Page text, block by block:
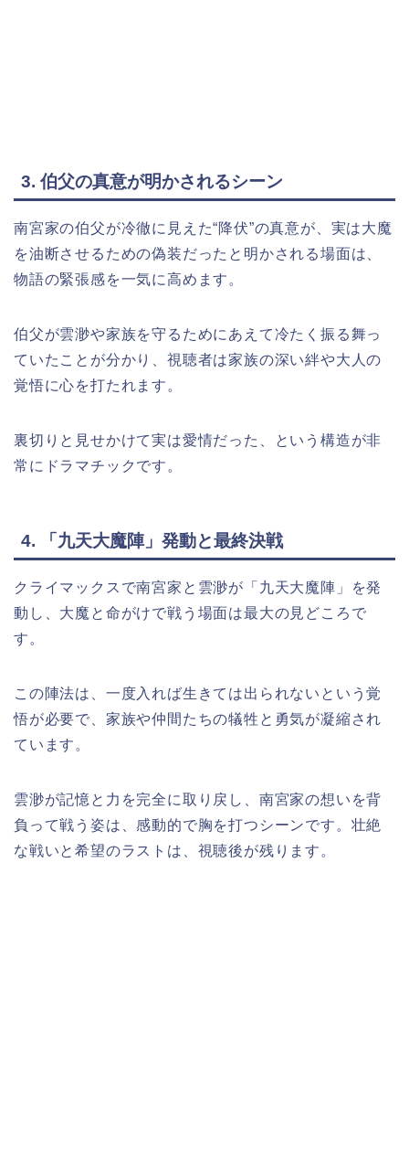
3. 伯父の真意が明かされるシーン
南宮家の伯父が冷徹に見えた“降伏”の真意が、実は大魔
を油断させるための偽装だったと明かされる場面は、
物語の緊張感を一気に高めます。
伯父が雲渺や家族を守るためにあえて冷たく振る舞っ
ていたことが分かり、視聴者は家族の深い絆や大人の
覚悟に心を打たれます。
裏切りと見せかけて実は愛情だった、という構造が非
常にドラマチックです。
4. 「九天大魔陣」発動と最終決戦
クライマックスで南宮家と雲渺が「九天大魔陣」を発
動し、大魔と命がけで戦う場面は最大の見どころで
す。
この陣法は、一度入れば生きては出られないという覚
悟が必要で、家族や仲間たちの犠牲と勇気が凝縮され
ています。
雲渺が記憶と力を完全に取り戻し、南宮家の想いを背
負って戦う姿は、感動的で胸を打つシーンです。壮絶
な戦いと希望のラストは、視聴後が残ります。